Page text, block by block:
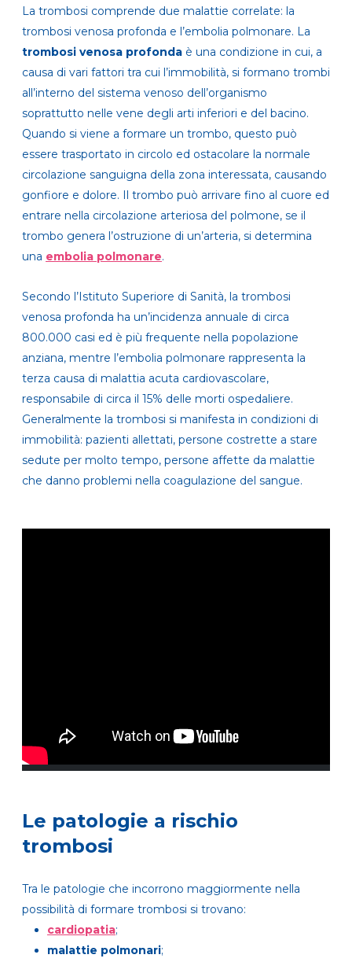
La trombosi comprende due malattie correlate: la
trombosi venosa profonda e l’embolia polmonare. La
trombosi venosa profonda è una condizione in cui, a
causa di vari fattori tra cui l’immobilità, si formano trombi
all’interno del sistema venoso dell’organismo
soprattutto nelle vene degli arti inferiori e del bacino.
Quando si viene a formare un trombo, questo può
essere trasportato in circolo ed ostacolare la normale
circolazione sanguigna della zona interessata, causando
gonfiore e dolore. Il trombo può arrivare fino al cuore ed
entrare nella circolazione arteriosa del polmone, se il
trombo genera l’ostruzione di un’arteria, si determina
una embolia polmonare.
Secondo l’Istituto Superiore di Sanità, la trombosi
venosa profonda ha un’incidenza annuale di circa
800.000 casi ed è più frequente nella popolazione
anziana, mentre l’embolia polmonare rappresenta la
terza causa di malattia acuta cardiovascolare,
responsabile di circa il 15% delle morti ospedaliere.
Generalmente la trombosi si manifesta in condizioni di
immobilità: pazienti allettati, persone costrette a stare
sedute per molto tempo, persone affette da malattie
che danno problemi nella coagulazione del sangue.
Le patologie a rischio
trombosi
Tra le patologie che incorrono maggiormente nella
possibilità di formare trombosi si trovano:
cardiopatia;
malattie polmonari;